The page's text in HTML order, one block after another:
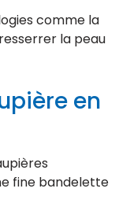
comme la
la peau
en
fine bandelette